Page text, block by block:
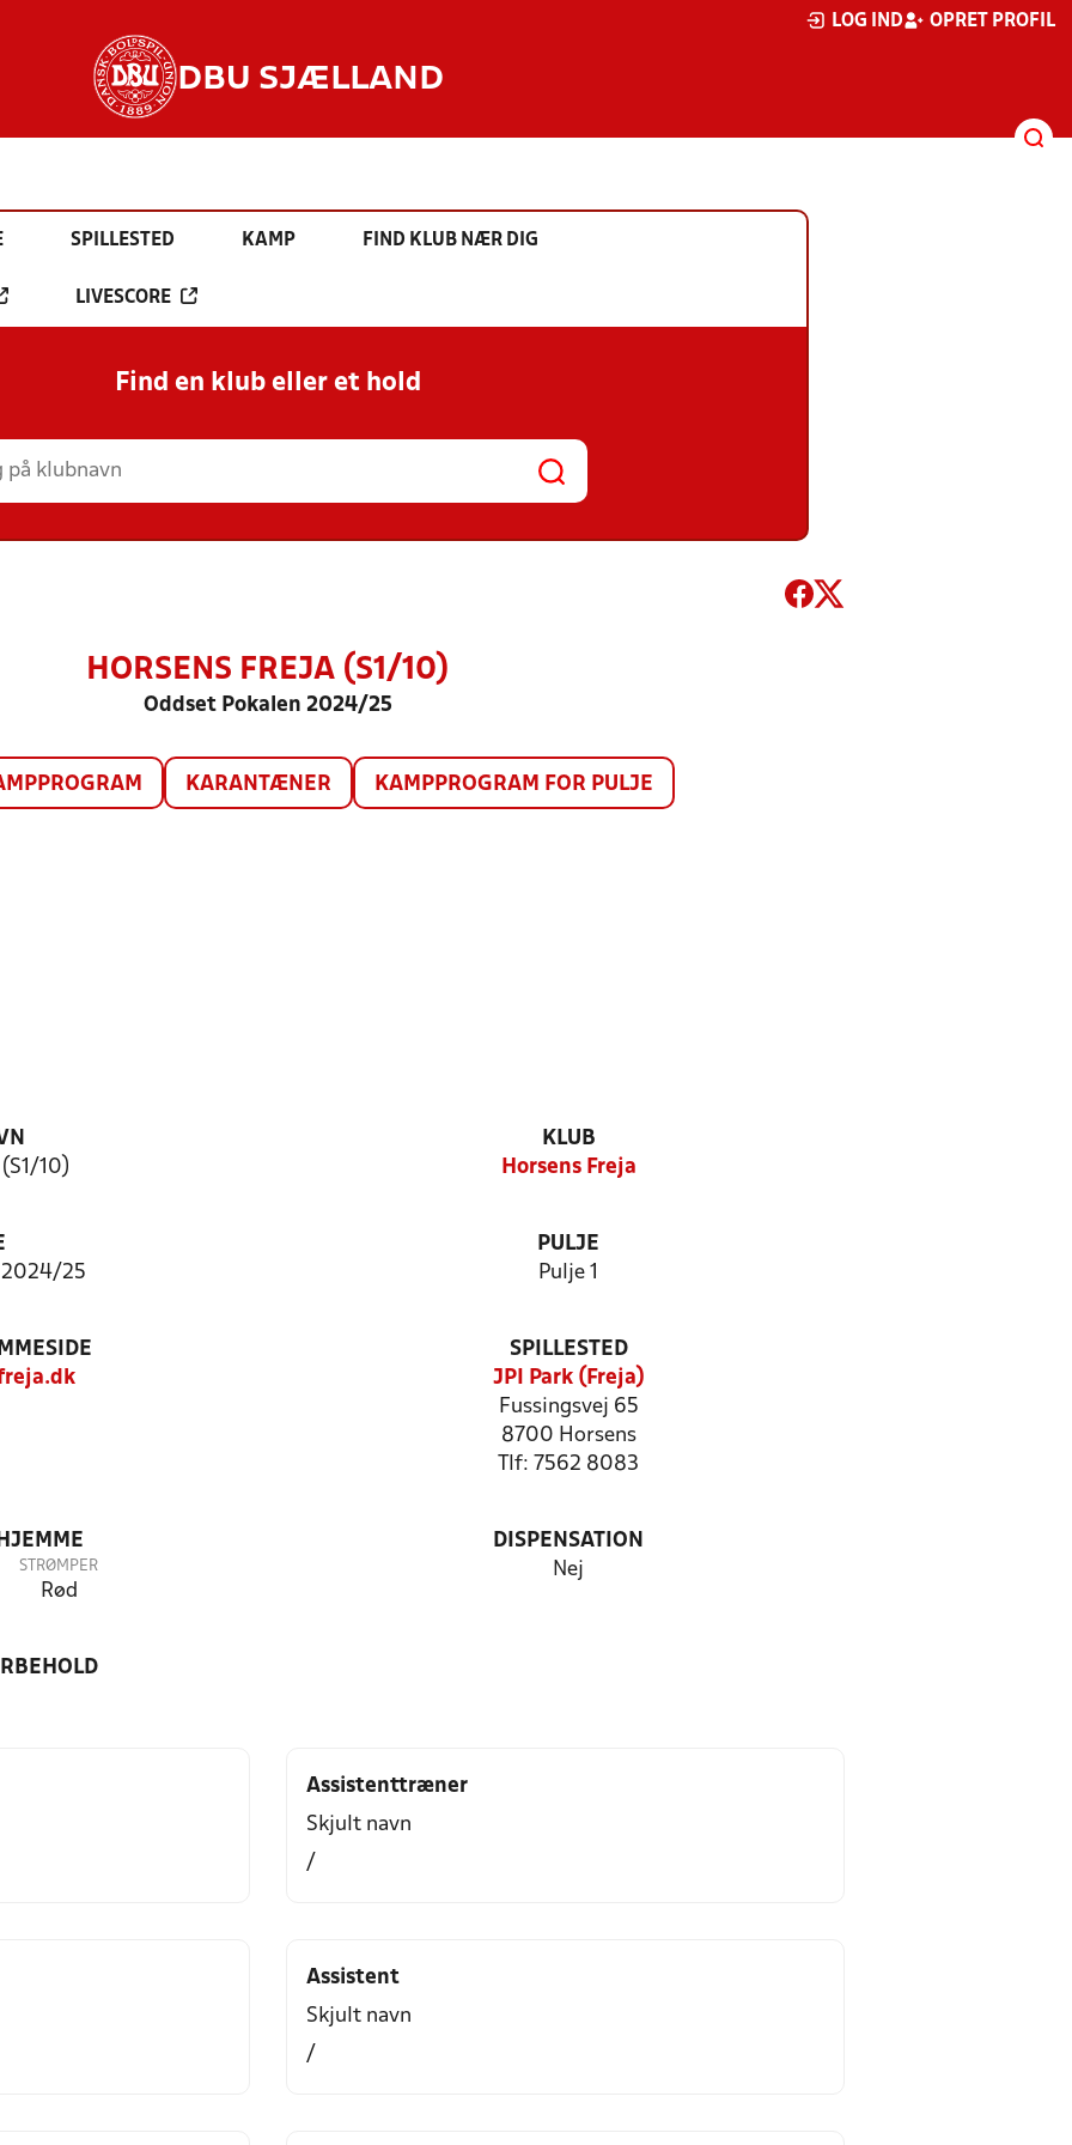
LOG IND OPRET PROFIL
DBU SJÆLLAND
SPILLESTED KAMP FIND KLUB NÆR DIG
LIVESCORE
Find en klub eller et hold
HORSENS FREJA (S1/10)
Oddset Pokalen 2024/25
KARANTÆNER KAMPPROGRAM FOR PULJE
10)
KLUB
Horsens Freja
2024/25
PULJE
Pulje 1
SPILLESTED
JPI Park (Freja)
Fussingsvej 65
8700 Horsens
Tlf: 7562 8083
STRØMPER
Rød
DISPENSATION
Nej
Assistenttræner
Skjult navn
/
Assistent
Skjult navn
/